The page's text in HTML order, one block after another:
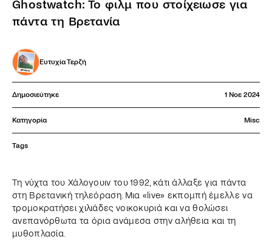
Ghostwatch: Το φιλμ που στοίχειωσε για
πάντα τη Βρετανία
Ευτυχία Τερζή
Δημοσιεύτηκε 1 Νοε 2024
Κατηγορία Misc
Tags
Τη νύχτα του Χάλογουιν του 1992, κάτι άλλαξε για πάντα
στη Βρετανική τηλεόραση. Μια «live» εκπομπή έμελλε να
τρομοκρατήσει χιλιάδες νοικοκυριά και να θολώσει
ανεπανόρθωτα τα όρια ανάμεσα στην αλήθεια και τη
μυθοπλασία.